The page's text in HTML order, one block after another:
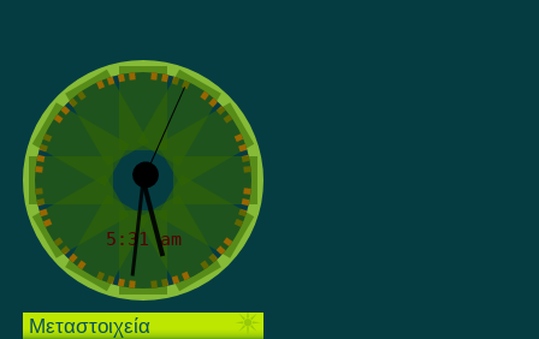
Μεταστοιχεία